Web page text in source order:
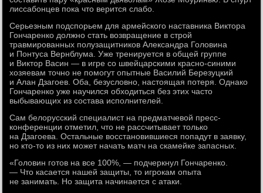
лиссабонцев пока что верится слабо.
Серьезным подспорьем для армейского наставника Виктора
Гончаренко должно стать возвращение в строй
травмированных полузащитников Александра Головина
и Понтуса Вернблума. Уже тренируется в общей группе
и Виктор Васин — в игре со швейцарскими красно-синими
хозяевам точно не помогут опытные Василий Березуцкий
и Алан Дзагоев. Оба, безусловно, настоящая потеря. Однако
Гончаренко уже научился обходиться без этих часто
выбывающих из состава исполнителей.
Сам белорусский специалист на предматчевой пресс-
конференции отметил, что не рассчитывает только
на Дзагоева. Остальные восстановившиеся попадут в заявку,
но кто-то из них может начать матч на скамейке запасных.
«Головин готов на все 100%, — подчеркнул Гончаренко.
— Что касается нашей защиты, то игрокам опыта
не занимать. Но защита начинается с атаки.